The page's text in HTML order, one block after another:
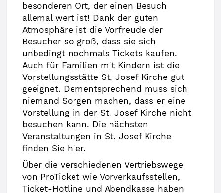
besonderen Ort, der einen Besuch
allemal wert ist! Dank der guten
Atmosphäre ist die Vorfreude der
Besucher so groß, dass sie sich
unbedingt nochmals Tickets kaufen.
Auch für Familien mit Kindern ist die
Vorstellungsstätte St. Josef Kirche gut
geeignet. Dementsprechend muss sich
niemand Sorgen machen, dass er eine
Vorstellung in der St. Josef Kirche nicht
besuchen kann. Die nächsten
Veranstaltungen in St. Josef Kirche
finden Sie hier.
Über die verschiedenen Vertriebswege
von ProTicket wie Vorverkaufsstellen,
Ticket-Hotline und Abendkasse haben